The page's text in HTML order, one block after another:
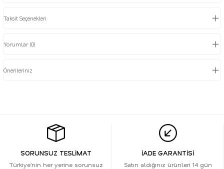
Taksit Seçenekleri
Yorumlar (0)
Önerileriniz
SORUNSUZ TESLİMAT
Türkiye’nin her yerine sorunsuz
İADE GARANTİSİ
Satın aldığınız ürünleri 14 gün